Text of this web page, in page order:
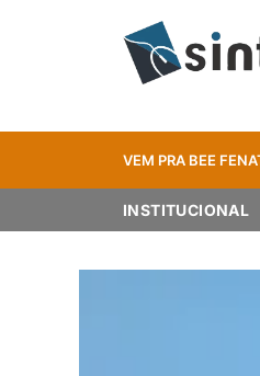
VEM PRA BEE
INSTITUCIONAL